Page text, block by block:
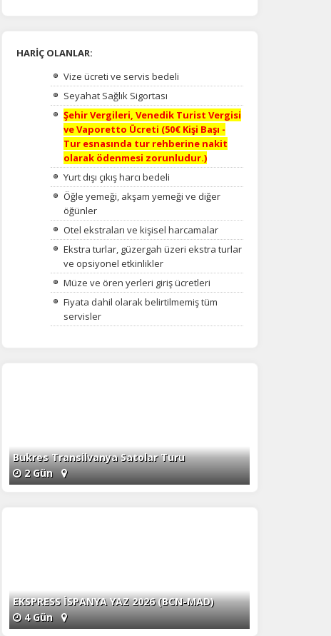
HARİÇ OLANLAR:
Vize ücreti ve servis bedeli
Seyahat Sağlık Sigortası
Şehir Vergileri, Venedik Turist Vergisi
ve Vaporetto Ücreti (50€ Kişi Başı -
Tur esnasında tur rehberine nakit
olarak ödenmesi zorunludur.)
Yurt dışı çıkış harcı bedeli
Öğle yemeği, akşam yemeği ve diğer
öğünler
Otel ekstraları ve kişisel harcamalar
Ekstra turlar, güzergah üzeri ekstra turlar
ve opsiyonel etkinlikler
Müze ve ören yerleri giriş ücretleri
Fiyata dahil olarak belirtilmemiş tüm
servisler
Bukres Transilvanya Satolar Turu
2 Gün
EKSPRESS İSPANYA YAZ 2026 (BCN-MAD)
4 Gün